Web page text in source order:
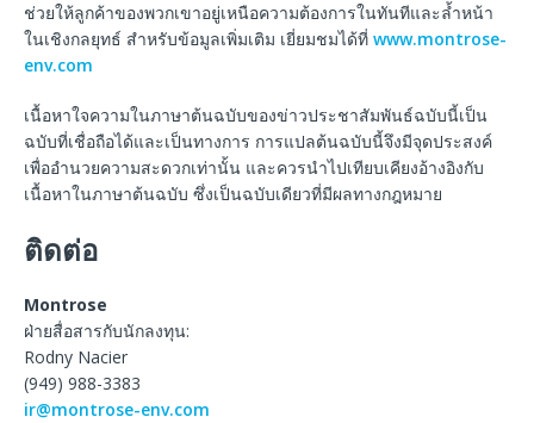
ช่วยให้ลูกค้าของพวกเขาอยู่เหนือความต้องการในทันทีและล้ำหน้า
ในเชิงกลยุทธ์ สำหรับข้อมูลเพิ่มเติม เยี่ยมชมได้ที่ www.montrose-
env.com
เนื้อหาใจความในภาษาต้นฉบับของข่าวประชาสัมพันธ์ฉบับนี้เป็น
ฉบับที่เชื่อถือได้และเป็นทางการ การแปลต้นฉบับนี้จึงมีจุดประสงค์
เพื่ออำนวยความสะดวกเท่านั้น และควรนำไปเทียบเคียงอ้างอิงกับ
เนื้อหาในภาษาต้นฉบับ ซึ่งเป็นฉบับเดียวที่มีผลทางกฎหมาย
ติดต่อ
Montrose
ฝ่ายสื่อสารกับนักลงทุน:
Rodny Nacier
(949) 988-3383
ir@montrose-env.com